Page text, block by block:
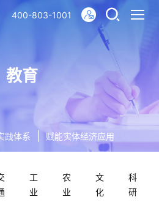
400-803-1001
教育
践体系 赋能实体经济应用
工
业
农
业
文
化
科
研